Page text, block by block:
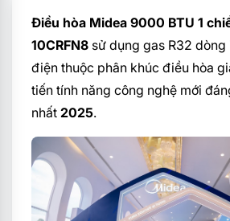
Điều hòa Midea 9000 BTU 1
10CRFN8 sử dụng gas R32
điện thuộc phân khúc điều hòa
tiến tính năng công nghệ mới
nhất 2025.